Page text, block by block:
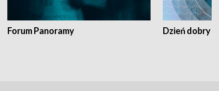
Forum Panoramy Dzień dobry